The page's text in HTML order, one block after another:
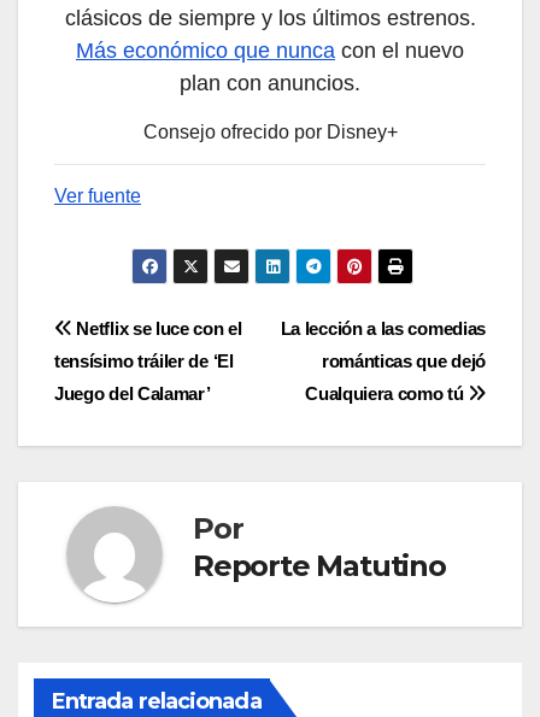
clásicos de siempre y los últimos estrenos.
Más económico que nunca con el nuevo
plan con anuncios.
Consejo ofrecido por Disney+
Ver fuente
Navegación
de
entradas
La lección a las comedias
románticas que dejó
Cualquiera como tú
Netflix se luce con el
tensísimo tráiler de ‘El
Juego del Calamar’
Por
Reporte Matutino
Entrada relacionada